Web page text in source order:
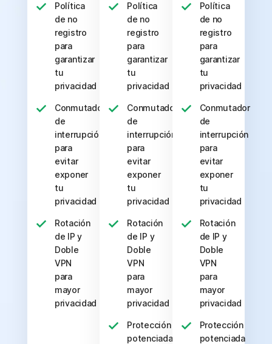
Política
de no
registro
para
garantizar
tu
privacidad
Conmutador
de
interrupción
para
evitar
exponer
tu
privacidad
Rotación
de IP y
Doble
VPN
para
mayor
privacidad
Política
de no
registro
para
garantizar
tu
privacidad
Conmutador
de
interrupción
para
evitar
exponer
tu
privacidad
Rotación
de IP y
Doble
VPN
para
mayor
privacidad
Protección
potenciada
Política
de no
registro
para
garantizar
tu
privacidad
Conmutador
de
interrupción
para
evitar
exponer
tu
privacidad
Rotación
de IP y
Doble
VPN
para
mayor
privacidad
Protección
potenciada